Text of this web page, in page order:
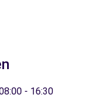
- 16:30